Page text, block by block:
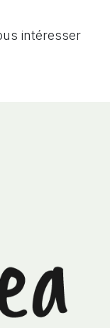
intéresser